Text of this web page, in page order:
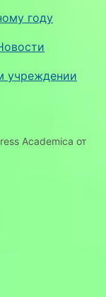
году
учреждении
Academica от